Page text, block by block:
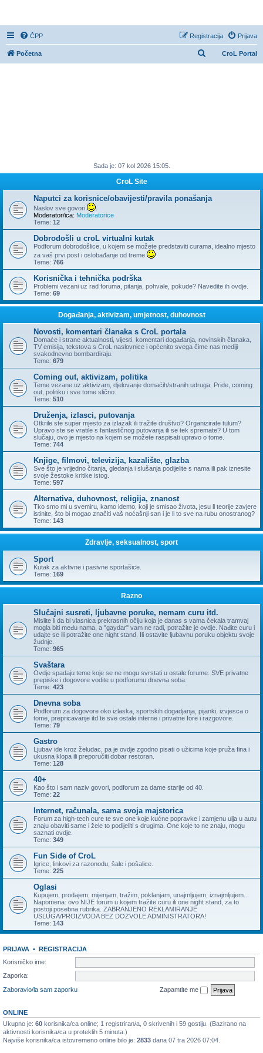
ČPP Prijava
Registracija
CroL Portal
Početna
Sada je: 07 kol 2026 15:05.
CroL Site
Naputci za korisnice/obavijesti/pravila ponašanja
Naslov sve govori
Moderator/ica: Moderatorice
Teme: 12
Dobrodošli u croL virtualni kutak
Podforum dobrodošlice, u kojem se možete predstaviti curama, idealno mjesto
za vaš prvi post i oslobađanje od treme
Teme: 766
Korisnička i tehnička podrška
Problemi vezani uz rad foruma, pitanja, pohvale, pokude? Navedite ih ovdje.
Teme: 69
Događanja, aktivizam, umjetnost, duhovnost
Novosti, komentari članaka s CroL portala
Domaće i strane aktualnosti, vijesti, komentari događanja, novinskih članaka,
TV emisija, tekstova s CroL naslovnice i općenito svega čime nas mediji
svakodnevno bombardiraju.
Teme: 679
Coming out, aktivizam, politika
Teme vezane uz aktivizam, djelovanje domaćih/stranih udruga, Pride, coming
out, politiku i sve tome slično.
Teme: 510
Druženja, izlasci, putovanja
Otkrile ste super mjesto za izlazak ili tražite društvo? Organizirate tulum?
Upravo ste se vratile s fantastičnog putovanja ili se tek spremate? U tom
slučaju, ovo je mjesto na kojem se možete raspisati upravo o tome.
Teme: 744
Knjige, filmovi, televizija, kazalište, glazba
Sve što je vrijedno čitanja, gledanja i slušanja podijelite s nama ili pak iznesite
svoje žestoke kritike istog.
Teme: 597
Alternativa, duhovnost, religija, znanost
Tko smo mi u svemiru, kamo idemo, koji je smisao života, jesu li teorije zavjere
istinite, što bi mogao značiti vaš noćašnji san i je li to sve na rubu onostranog?
Teme: 143
Zdravlje, seksualnost, sport
Sport
Kutak za aktivne i pasivne sportašice.
Teme: 169
Razno
Slučajni susreti, ljubavne poruke, nemam curu itd.
Mislite li da bi vlasnica prekrasnih očiju koja je danas s vama čekala tramvaj
mogla biti među nama, a "gaydar" vam ne radi, potražite je ovdje. Nađite curu i
udajte se ili potražite one night stand. Ili ostavite ljubavnu poruku objektu svoje
žudnje.
Teme: 965
Svaštara
Ovdje spadaju teme koje se ne mogu svrstati u ostale forume. SVE privatne
prepiske i dogovore vodite u podforumu dnevna soba.
Teme: 423
Dnevna soba
Podforum za dogovore oko izlaska, sportskih dogadjanja, pijanki, izvjesca o
tome, prepricavanje itd te sve ostale interne i privatne fore i razgovore.
Teme: 79
Gastro
Ljubav ide kroz želudac, pa je ovdje zgodno pisati o užicima koje pruža fina i
ukusna klopa ili preporučiti dobar restoran.
Teme: 128
40+
Kao što i sam naziv govori, podforum za dame starije od 40.
Teme: 22
Internet, računala, sama svoja majstorica
Forum za high-tech cure te sve one koje kućne popravke i zamjenu ulja u autu
znaju obaviti same i žele to podijeliti s drugima. One koje to ne znaju, mogu
saznati ovdje.
Teme: 349
Fun Side of CroL
Igrice, linkovi za razonodu, šale i pošalice.
Teme: 225
Oglasi
Kupujem, prodajem, mijenjam, tražim, poklanjam, unajmljujem, iznajmljujem...
Napomena: ovo NIJE forum u kojem tražite curu ili one night stand, za to
postoji posebna rubrika. ZABRANJENO REKLAMIRANJE
USLUGA/PROIZVODA BEZ DOZVOLE ADMINISTRATORA!
Teme: 143
PRIJAVA • REGISTRACIJA
Korisničko ime:
Zaporka:
Zaboravio/la sam zaporku
Zapamtite me
ONLINE
Ukupno je: 60 korisnika/ca online; 1 registriran/a, 0 skrivenih i 59 gostiju. (Bazirano na
aktivnosti korisnika/ca u proteklih 5 minuta.)
Najviše korisnika/ca istovremeno online bilo je: 2833 dana 07 tra 2026 07:04.